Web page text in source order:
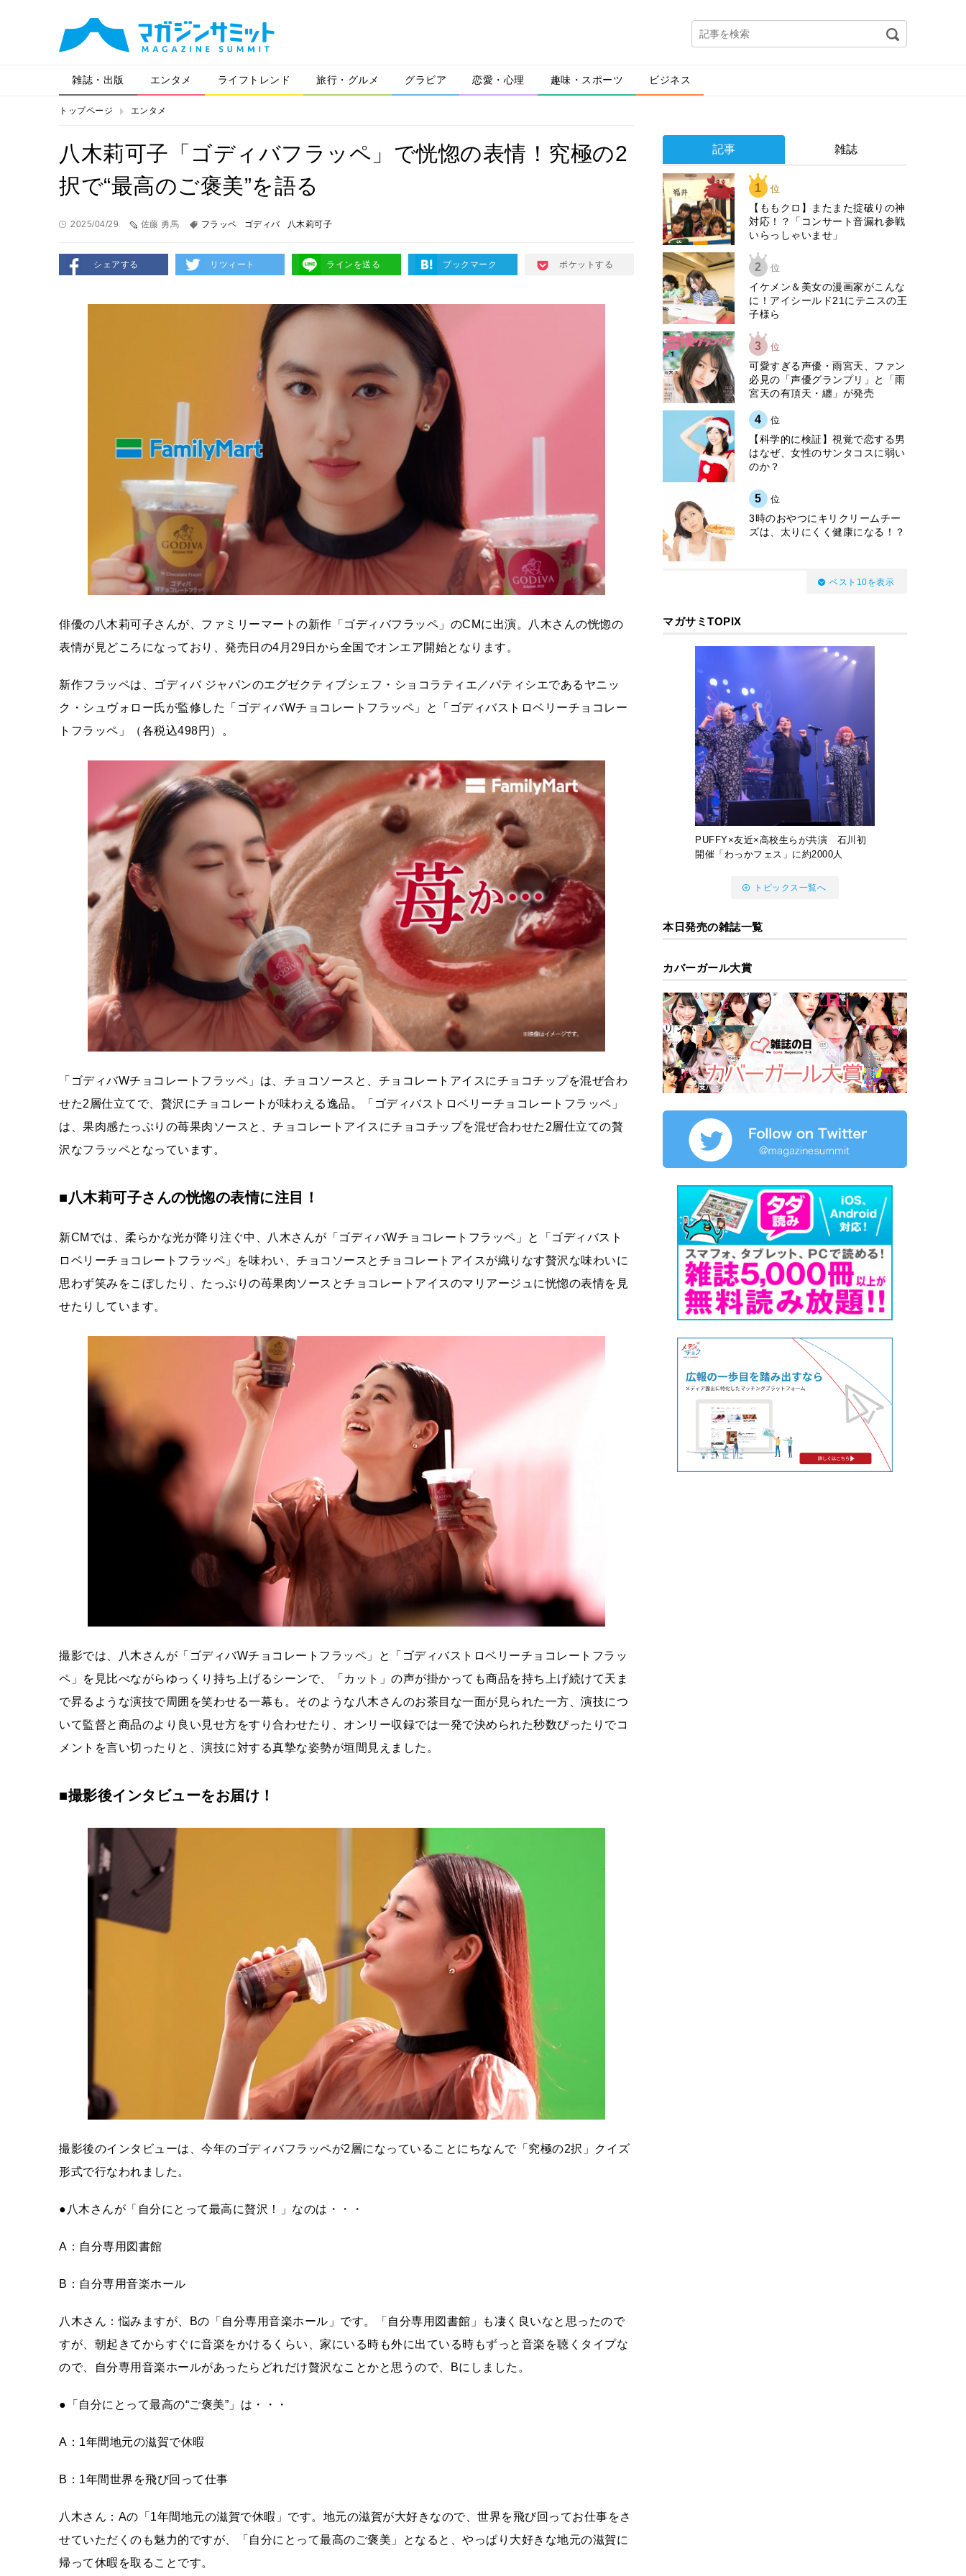
雑誌・出版 エンタメ ライフトレンド 旅行・グルメ グラビア 恋愛・心理 趣味・スポーツ ビジネス
トップページ エンタメ
八木莉可子「ゴディバフラッペ」で恍惚の表情！究極の2
択で“最高のご褒美”を語る
2025/04/29 佐藤 勇馬 フラッペ ゴディバ 八木莉可子
シェアする リツィート ラインを送る ブックマーク ポケットする
俳優の八木莉可子さんが、ファミリーマートの新作「ゴディバフラッペ」のCMに出演。八木さんの恍惚の
表情が見どころになっており、発売日の4月29日から全国でオンエア開始となります。
新作フラッペは、ゴディバ ジャパンのエグゼクティブシェフ・ショコラティエ／パティシエであるヤニッ
ク・シュヴォロー氏が監修した「ゴディバWチョコレートフラッペ」と「ゴディバストロベリーチョコレー
トフラッペ」（各税込498円）。
「ゴディバWチョコレートフラッペ」は、チョコソースと、チョコレートアイスにチョコチップを混ぜ合わ
せた2層仕立てで、贅沢にチョコレートが味わえる逸品。「ゴディバストロベリーチョコレートフラッペ」
は、果肉感たっぷりの苺果肉ソースと、チョコレートアイスにチョコチップを混ぜ合わせた2層仕立ての贅
沢なフラッペとなっています。
■八木莉可子さんの恍惚の表情に注目！
新CMでは、柔らかな光が降り注ぐ中、八木さんが「ゴディバWチョコレートフラッペ」と「ゴディバスト
ロベリーチョコレートフラッペ」を味わい、チョコソースとチョコレートアイスが織りなす贅沢な味わいに
思わず笑みをこぼしたり、たっぷりの苺果肉ソースとチョコレートアイスのマリアージュに恍惚の表情を見
せたりしています。
撮影では、八木さんが「ゴディバWチョコレートフラッペ」と「ゴディバストロベリーチョコレートフラッ
ペ」を見比べながらゆっくり持ち上げるシーンで、「カット」の声が掛かっても商品を持ち上げ続けて天ま
で昇るような演技で周囲を笑わせる一幕も。そのような八木さんのお茶目な一面が見られた一方、演技につ
いて監督と商品のより良い見せ方をすり合わせたり、オンリー収録では一発で決められた秒数ぴったりでコ
メントを言い切ったりと、演技に対する真摯な姿勢が垣間見えました。
■撮影後インタビューをお届け！
撮影後のインタビューは、今年のゴディバフラッペが2層になっていることにちなんで「究極の2択」クイズ
形式で行なわれました。
●八木さんが「自分にとって最高に贅沢！」なのは・・・
A：自分専用図書館
B：自分専用音楽ホール
八木さん：悩みますが、Bの「自分専用音楽ホール」です。「自分専用図書館」も凄く良いなと思ったので
すが、朝起きてからすぐに音楽をかけるくらい、家にいる時も外に出ている時もずっと音楽を聴くタイプな
ので、自分専用音楽ホールがあったらどれだけ贅沢なことかと思うので、Bにしました。
●「自分にとって最高の“ご褒美”」は・・・
A：1年間地元の滋賀で休暇
B：1年間世界を飛び回って仕事
八木さん：Aの「1年間地元の滋賀で休暇」です。地元の滋賀が大好きなので、世界を飛び回ってお仕事をさ
せていただくのも魅力的ですが、「自分にとって最高のご褒美」となると、やっぱり大好きな地元の滋賀に
帰って休暇を取ることです。
記事 雑誌
1 位
【ももクロ】またまた掟破りの神
対応！？「コンサート音漏れ参戦
いらっしゃいませ」
2 位
イケメン＆美女の漫画家がこんな
に！アイシールド21にテニスの王
子様ら
3 位
可愛すぎる声優・雨宮天、ファン
必見の「声優グランプリ」と「雨
宮天の有頂天・纏」が発売
4 位
【科学的に検証】視覚で恋する男
はなぜ、女性のサンタコスに弱い
のか？
5 位
3時のおやつにキリクリームチー
ズは、太りにくく健康になる！？
ベスト10を表示
マガサミTOPIX
PUFFY×友近×高校生らが共演 石川初
開催「わっかフェス」に約2000人
トピックス一覧へ
本日発売の雑誌一覧
カバーガール大賞